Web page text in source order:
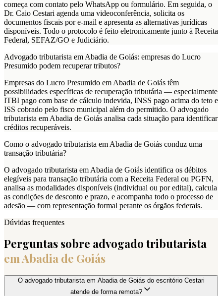
começa com contato pelo WhatsApp ou formulário. Em seguida, o
Dr. Caio Cestari agenda uma videoconferência, solicita os
documentos fiscais por e-mail e apresenta as alternativas jurídicas
disponíveis. Todo o protocolo é feito eletronicamente junto à Receita
Federal, SEFAZ/GO e Judiciário.
Advogado tributarista em Abadia de Goiás: empresas do Lucro
Presumido podem recuperar tributos?
Empresas do Lucro Presumido em Abadia de Goiás têm
possibilidades específicas de recuperação tributária — especialmente
ITBI pago com base de cálculo indevida, INSS pago acima do teto e
ISS cobrado pelo fisco municipal além do permitido. O advogado
tributarista em Abadia de Goiás analisa cada situação para identificar
créditos recuperáveis.
Como o advogado tributarista em Abadia de Goiás conduz uma
transação tributária?
O advogado tributarista em Abadia de Goiás identifica os débitos
elegíveis para transação tributária com a Receita Federal ou PGFN,
analisa as modalidades disponíveis (individual ou por edital), calcula
as condições de desconto e prazo, e acompanha todo o processo de
adesão — com representação formal perante os órgãos federais.
Dúvidas frequentes
Perguntas sobre advogado tributarista
emAbadia de Goiás
O advogado tributarista em Abadia de Goiás do escritório Cestari
atende de forma remota?